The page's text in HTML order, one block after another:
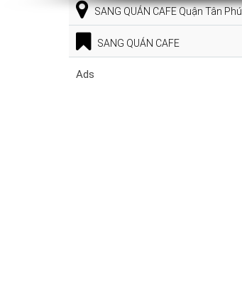
SANG QUÁN CAFE Quận Tân Phú
SANG QUÁN CAFE
Ads